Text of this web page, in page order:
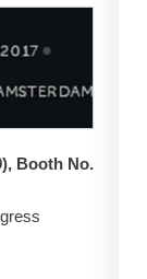
Booth No.